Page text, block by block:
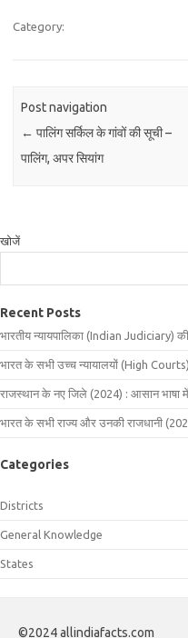
Category:
Post navigation
← पालिंग सर्किल के गांवों की सूची –
पालिंग, अपर सियांग
खोजें
Recent Posts
भारतीय न्यायपालिका (Indian Judiciary) की
भारत के सभी उच्च न्यायालयों (High Courts)
राजस्थान के नए जिले (2024) : आसान भाषा में
भारत के सभी राज्य और उनकी राजधानी
Categories
Districts
General Knowledge
States
©2024 allindiafacts.com